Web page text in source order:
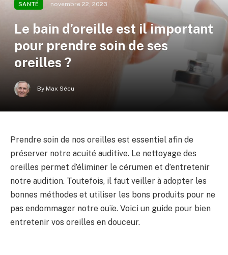
SANTÉ novembre 22, 2023
Le bain d’oreille est il important
pour prendre soin de ses
oreilles ?
By Max Sécu
Prendre soin de nos oreilles est essentiel afin de
préserver notre acuité auditive. Le nettoyage des
oreilles permet d’éliminer le cérumen et d’entretenir
notre audition. Toutefois, il faut veiller à adopter les
bonnes méthodes et utiliser les bons produits pour ne
pas endommager notre ouïe. Voici un guide pour bien
entretenir vos oreilles en douceur.